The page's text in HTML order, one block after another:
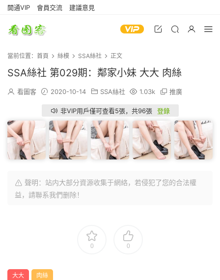
開通VIP 會員交流 建議意見
當前位置： 首頁 絲模 SSA絲社 正文
SSA絲社 第029期：鄰家小妹 大大 肉絲
看圖客 2020-10-14 SSA絲社 1.03k 推廣
非VIP用戶僅可查看5張，共96張 登錄
聲明：站内大部分資源收集于網絡，若侵犯了您的合法權
益，請聯系我們删除！
0 0
大大 肉絲